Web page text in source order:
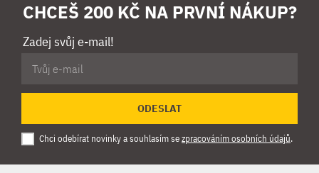
CHCEŠ 200 KČ NA PRVNÍ NÁKUP?
Zadej svůj e-mail!
ODESLAT
Chci odebírat novinky a souhlasím sezpracováním osobních údajů.